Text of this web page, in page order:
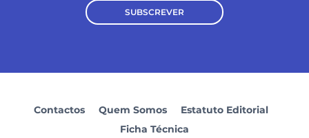
SUBSCREVER
Contactos Quem Somos
Estatuto Editorial
Ficha Técnica